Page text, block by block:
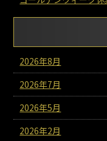
2026年8月
2026年7月
2026年5月
2026年2月